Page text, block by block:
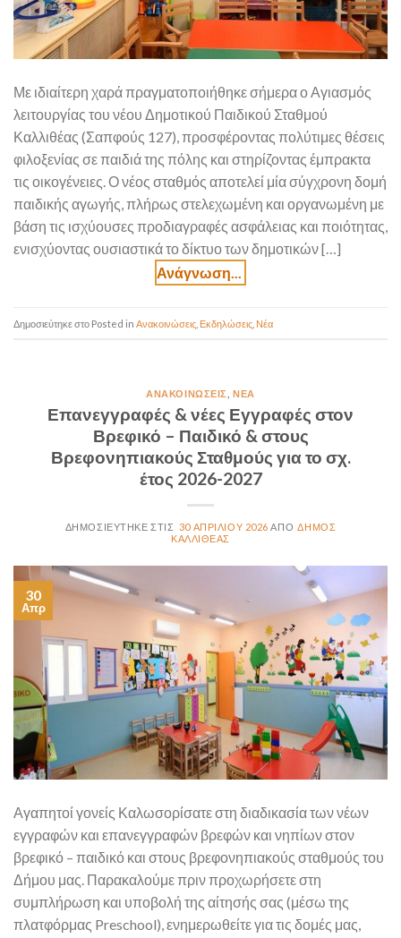
Με ιδιαίτερη χαρά πραγματοποιήθηκε σήμερα ο Αγιασμός
λειτουργίας του νέου Δημοτικού Παιδικού Σταθμού
Καλλιθέας (Σαπφούς 127), προσφέροντας πολύτιμες θέσεις
φιλοξενίας σε παιδιά της πόλης και στηρίζοντας έμπρακτα
τις οικογένειες. Ο νέος σταθμός αποτελεί μία σύγχρονη δομή
παιδικής αγωγής, πλήρως στελεχωμένη και οργανωμένη με
βάση τις ισχύουσες προδιαγραφές ασφάλειας και ποιότητας,
ενισχύοντας ουσιαστικά το δίκτυο των δημοτικών […]
Posted in Ανακοινώσεις Εκδηλώσεις Νέα
ΑΝΑΚΟΙΝΏΣΕΙΣ ,ΝΈΑ
Επανεγγραφές & νέες Εγγραφές στον
Βρεφικό – Παιδικό & στους
Βρεφονηπιακούς Σταθμούς για το σχ.
έτος 2026-2027
30 ΑΠΡΙΛΊΟΥ 2026
ΔΉΜΟΣ
ΚΑΛΛΙΘΈΑΣ
30
Απρ
Αγαπητοί γονείς Καλωσορίσατε στη διαδικασία των νέων
εγγραφών και επανεγγραφών βρεφών και νηπίων στον
βρεφικό – παιδικό και στους βρεφονηπιακούς σταθμούς του
Δήμου μας. Παρακαλούμε πριν προχωρήσετε στη
συμπλήρωση και υποβολή της αίτησής σας (μέσω της
πλατφόρμας Preschool), ενημερωθείτε για τις δομές μας,